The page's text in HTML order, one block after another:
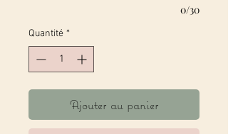
0/30
Quantité *
Ajouter au panier